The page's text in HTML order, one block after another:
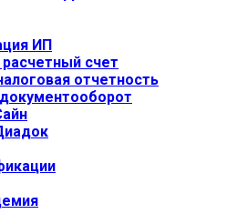
ИП
счет
отчетность